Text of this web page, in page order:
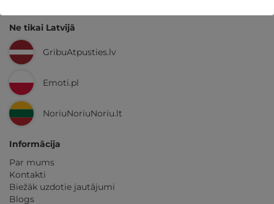
Ne tikai Latvijā
GribuAtpusties.lv
Emoti.pl
NoriuNoriuNoriu.lt
Informācija
Par mums
Kontakti
Biežāk uzdotie jautājumi
Blogs